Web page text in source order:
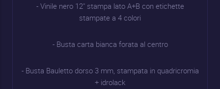
- Vinile nero 12" stampa lato A+B con etichette
stampate a 4 colori
- Busta carta bianca forata al centro
- Busta Bauletto dorso 3 mm, stampata in quadricromia
+ idrolack